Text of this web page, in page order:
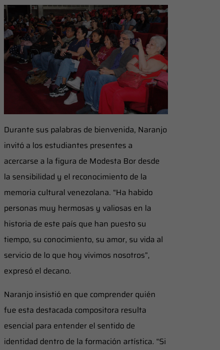
Durante sus palabras de bienvenida, Naranjo
invitó a los estudiantes presentes a
acercarse a la figura de Modesta Bor desde
la sensibilidad y el reconocimiento de la
memoria cultural venezolana. “Ha habido
personas muy hermosas y valiosas en la
historia de este país que han puesto su
tiempo, su conocimiento, su amor, su vida al
servicio de lo que hoy vivimos nosotros”,
expresó el decano.
Naranjo insistió en que comprender quién
fue esta destacada compositora resulta
esencial para entender el sentido de
identidad dentro de la formación artística. “Si